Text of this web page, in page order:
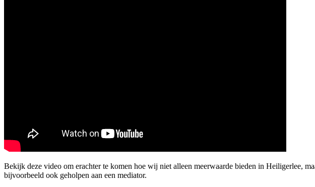
Bekijk deze video om erachter te komen hoe wij niet alleen meerwaarde bieden in Heiligerlee,
bijvoorbeeld ook geholpen aan een mediator.